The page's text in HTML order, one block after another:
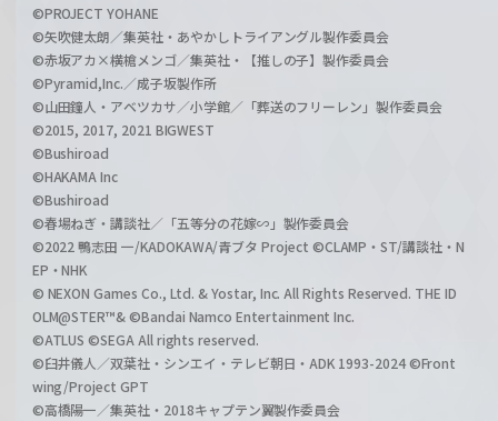
©PROJECT YOHANE
©矢吹健太朗／集英社・あやかしトライアングル製作委員会
©赤坂アカ×横槍メンゴ／集英社・【推しの子】製作委員会
©Pyramid,Inc.／成子坂製作所
©山田鐘人・アベツカサ／小学館／「葬送のフリーレン」製作委員会
©2015, 2017, 2021 BIGWEST
©Bushiroad
©HAKAMA Inc
©Bushiroad
©春場ねぎ・講談社／「五等分の花嫁∽」製作委員会
©2022 鴨志田 一/KADOKAWA/青ブタ Project ©CLAMP・ST/講談社・N
EP・NHK
© NEXON Games Co., Ltd. & Yostar, Inc. All Rights Reserved. THE ID
OLM@STER™& ©Bandai Namco Entertainment Inc.
©ATLUS ©SEGA All rights reserved.
©臼井儀人／双葉社・シンエイ・テレビ朝日・ADK 1993-2024 ©Front
wing/Project GPT
©高橋陽一／集英社・2018キャプテン翼製作委員会